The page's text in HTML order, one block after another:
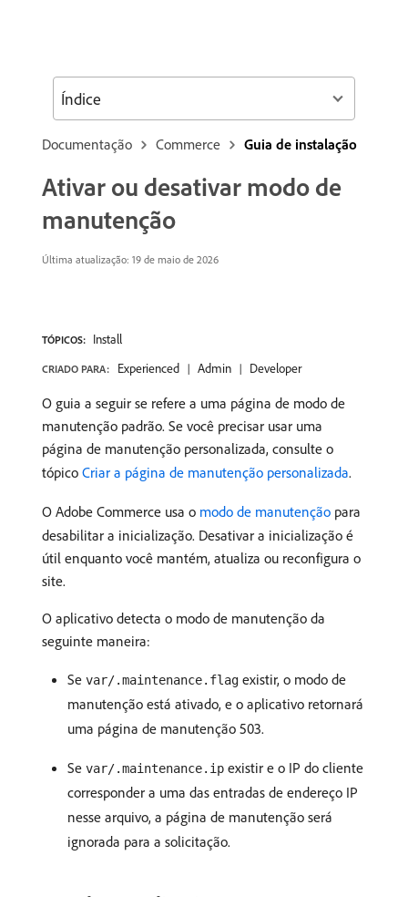
Documentação Commerce Guia de instalação
Ativar ou desativar modo de
manutenção
Última atualização: 19 de maio de 2026
TÓPICOS: Install
CRIADO PARA: Experienced Admin Developer
O guia a seguir se refere a uma página de modo de
manutenção padrão. Se você precisar usar uma
página de manutenção personalizada, consulte o
tópico Criar a página de manutenção personalizada.
O Adobe Commerce usa o modo de manutenção para
desabilitar a inicialização. Desativar a inicialização é
útil enquanto você mantém, atualiza ou reconfigura o
site.
O aplicativo detecta o modo de manutenção da
seguinte maneira:
Se var/.maintenance.flag existir, o modo de
manutenção está ativado, e o aplicativo retornará
uma página de manutenção 503.
Se var/.maintenance.ip existir e o IP do cliente
corresponder a uma das entradas de endereço IP
nesse arquivo, a página de manutenção será
ignorada para a solicitação.
Índice